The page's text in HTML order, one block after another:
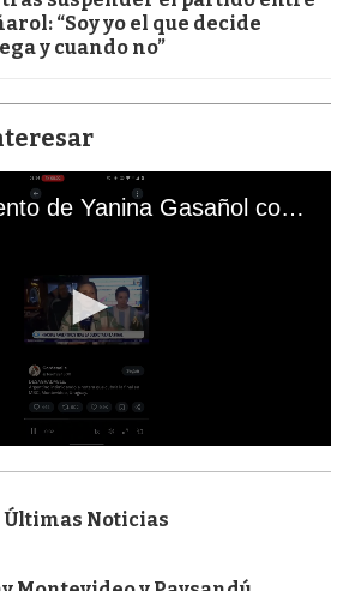
“Soy yo el que decide
y cuando no”
El mal momento de Yanina Gasañol con un hincha argentino en "Subrayado"
Últimas Noticias